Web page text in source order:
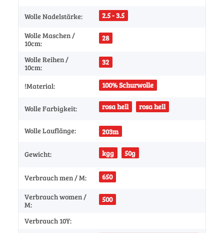
Wolle Nadelstärke: 2.5 - 3.5
Wolle Maschen /
10cm:
28
Wolle Reihen /
10cm:
32
!Material: 100% Schurwolle
Wolle Farbigkeit: rosa hell rosa hell
Wolle Lauflänge: 203m
Gewicht: kgg 50g
Verbrauch men / M: 650
Verbrauch women /
M:
500
Verbrauch 10Y: